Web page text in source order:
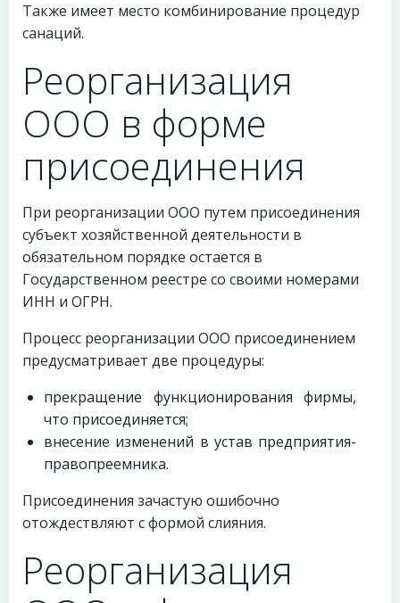
Также имеет место комбинирование процедур
санаций.
Реорганизация
ООО в форме
присоединения
При реорганизации ООО путем присоединения
субъект хозяйственной деятельности в
обязательном порядке остается в
Государственном реестре со своими номерами
ИНН и ОГРН.
Процесс реорганизации ООО присоединением
предусматривает две процедуры:
прекращение функционирования фирмы,
что присоединяется;
внесение изменений в устав предприятия-
правопреемника.
Присоединения зачастую ошибочно
отождествляют с формой слияния.
Реорганизация